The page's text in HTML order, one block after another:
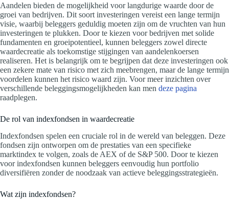
Aandelen bieden de mogelijkheid voor langdurige waarde door de
groei van bedrijven. Dit soort investeringen vereist een lange termijn
visie, waarbij beleggers geduldig moeten zijn om de vruchten van hun
investeringen te plukken. Door te kiezen voor bedrijven met solide
fundamenten en groeipotentieel, kunnen beleggers zowel directe
waardecreatie als toekomstige stijgingen van aandelenkoersen
realiseren. Het is belangrijk om te begrijpen dat deze investeringen ook
een zekere mate van risico met zich meebrengen, maar de lange termijn
voordelen kunnen het risico waard zijn. Voor meer inzichten over
verschillende beleggingsmogelijkheden kan men deze pagina
raadplegen.
De rol van indexfondsen in waardecreatie
Indexfondsen spelen een cruciale rol in de wereld van beleggen. Deze
fondsen zijn ontworpen om de prestaties van een specifieke
marktindex te volgen, zoals de AEX of de S&P 500. Door te kiezen
voor indexfondsen kunnen beleggers eenvoudig hun portfolio
diversifiëren zonder de noodzaak van actieve beleggingsstrategieën.
Wat zijn indexfondsen?